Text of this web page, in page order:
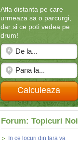
Afla distanta pe care
urmeaza sa o parcurgi,
dar si ce poti vedea pe
drum!
Calculeaza
Forum: Topicuri Noi
In ce locuri din tara va